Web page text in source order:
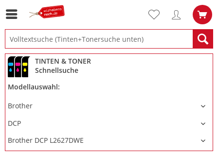
TINTEN & TONER
Schnellsuche
Modellauswahl: